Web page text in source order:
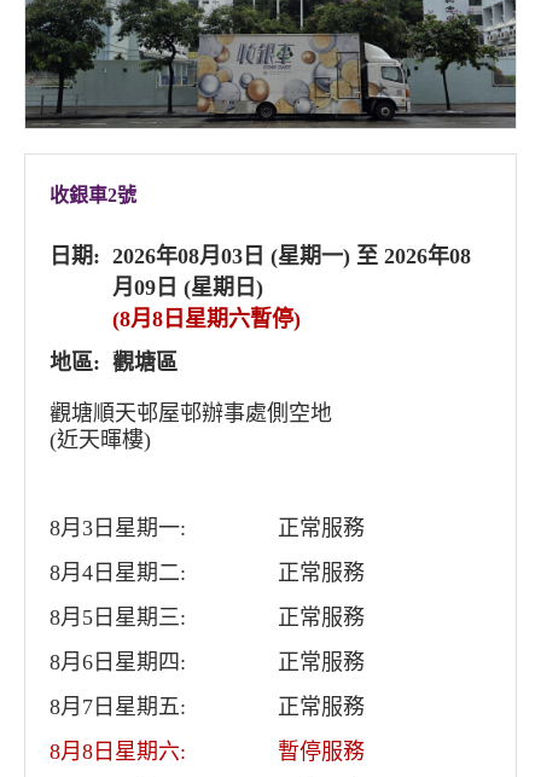
收銀車2號
日期: 2026年08月03日 (星期一) 至 2026年08
月09日 (星期日)
(8月8日星期六暫停)
地區: 觀塘區
觀塘順天邨屋邨辦事處側空地
(近天暉樓)
8月3日星期一:
正常服務
8月4日星期二:
正常服務
8月5日星期三:
正常服務
8月6日星期四:
正常服務
8月7日星期五:
正常服務
8月8日星期六:
暫停服務